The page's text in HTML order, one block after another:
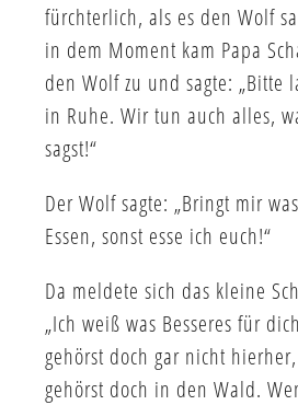
fürchterlich, als es den Wolf
in dem Moment kam Papa
den Wolf zu und sagte: „Bitte
in Ruhe. Wir tun auch alles,
sagst!“
Der Wolf sagte: „Bringt mir
Essen, sonst esse ich euch!“
Da meldete sich das kleine
„Ich weiß was Besseres für
gehörst doch gar nicht
gehörst doch in den Wald.